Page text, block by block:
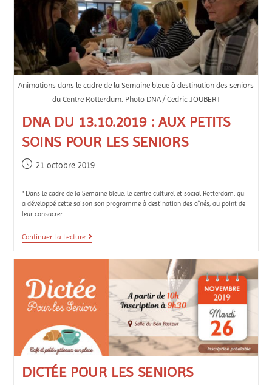
Animations dans le cadre de la Semaine bleue à destination des seniors
du Centre Rotterdam. Photo DNA / Cedric JOUBERT
DNA DU 13.10.2019 : AUX PETITS
SOINS POUR LES SENIORS
21 octobre 2019
" Dans le cadre de la Semaine bleue, le centre culturel et social Rotterdam, qui
a développé cette saison son programme à destination des aînés, au point de
leur consacrer…
Continuer La Lecture
DICTÉE POUR LES SENIORS